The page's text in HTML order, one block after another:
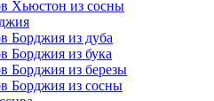
Хьюстон из сосны
Борджия из дуба
Борджия из бука
Борджия из березы
Борджия из сосны